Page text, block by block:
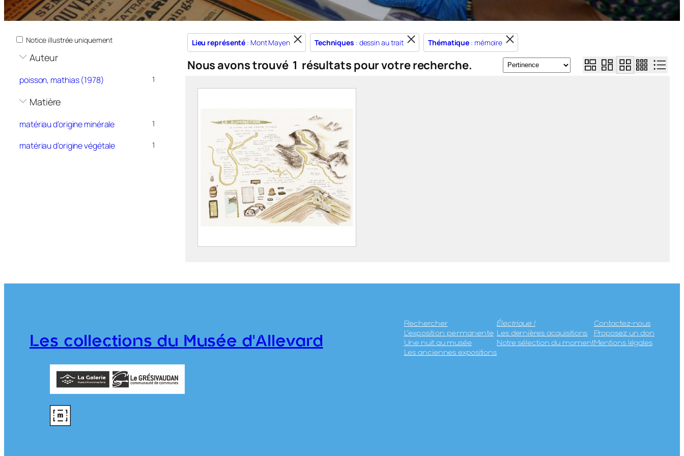
Notice illustrée uniquement
Auteur
poisson, mathias (1978) 1
Matière
matériau d’origine minérale 1
matériau d’origine végétale 1
Lieu représenté : Mont Mayen Techniques : dessin au trait Thématique : mémoire
Nous avons trouvé 1 résultats pour votre recherche.
Zone Blanche – La rumination
2024.1.1.13
Les collections du Musée d'Allevard
Rechercher
L’exposition permanente
Une nuit au musée
Les anciennes expositions
Électrique !
Les dernières acquisitions
Notre sélection du moment
Contactez-nous
Proposez un don
Mentions légales